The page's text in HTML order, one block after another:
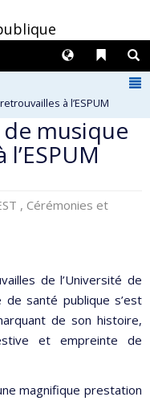
Liens
Langues
à l’ESPUM
musique
, Cérémonies et
de l’Université de
de santé publique s’est
de son histoire,
et empreinte de
magnifique prestation